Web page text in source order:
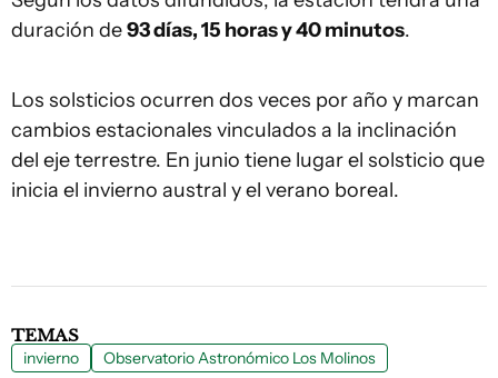
duración de93 días, 15 horas y 40 minutos.
Los solsticios ocurren dos veces por año y marcan
cambios estacionales vinculados a la inclinación
del eje terrestre. En junio tiene lugar el solsticio que
inicia el invierno austral y el verano boreal.
TEMAS
invierno Observatorio Astronómico Los Molinos